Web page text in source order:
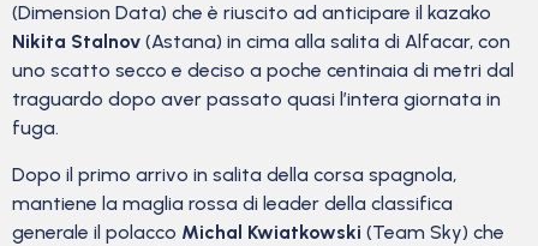
(Dimension Data) che è riuscito ad anticipare il kazako
Nikita Stalnov (Astana) in cima alla salita di Alfacar, con
uno scatto secco e deciso a poche centinaia di metri dal
traguardo dopo aver passato quasi l’intera giornata in
fuga.
Dopo il primo arrivo in salita della corsa spagnola,
mantiene la maglia rossa di leader della classifica
generale il polacco Michal Kwiatkowski (Team Sky) che